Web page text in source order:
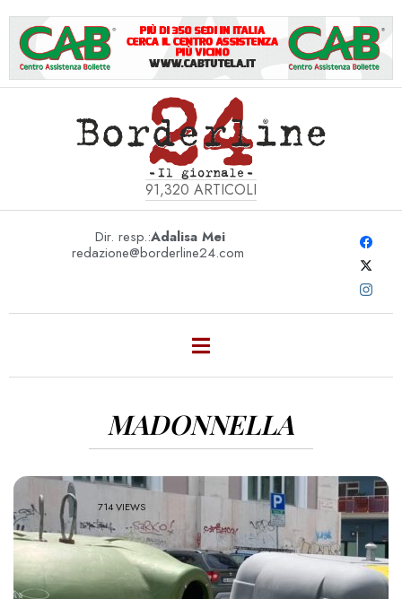
91,320 ARTICOLI
Dir. resp.:Adalisa Mei
redazione@borderline24.com
MADONNELLA
714 VIEWS